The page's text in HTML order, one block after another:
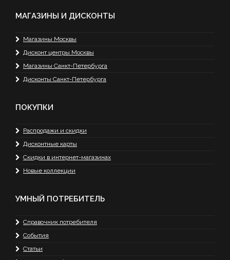
МАГАЗИНЫ И ДИСКОНТЫ
Магазины Москвы
Дисконт центры Москвы
Магазины Санкт-Петербурга
Дисконты Санкт-Петербурга
ПОКУПКИ
Распродажи и скидки
Дисконтные карты
Скидки в интернет-магазинах
Новые коллекции
УМНЫЙ ПОТРЕБИТЕЛЬ
Справочник потребителя
События
Статьи